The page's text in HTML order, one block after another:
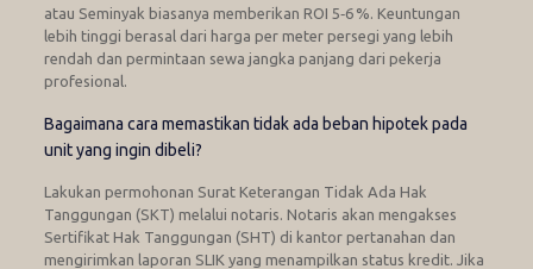
atau Seminyak biasanya memberikan ROI 5‑6 %. Keuntungan
lebih tinggi berasal dari harga per meter persegi yang lebih
rendah dan permintaan sewa jangka panjang dari pekerja
profesional.
Bagaimana cara memastikan tidak ada beban hipotek pada
unit yang ingin dibeli?
Lakukan permohonan Surat Keterangan Tidak Ada Hak
Tanggungan (SKT) melalui notaris. Notaris akan mengakses
Sertifikat Hak Tanggungan (SHT) di kantor pertanahan dan
mengirimkan laporan SLIK yang menampilkan status kredit. Jika